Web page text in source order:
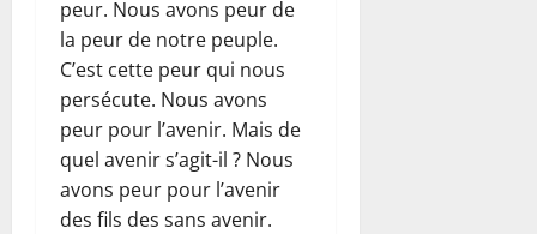
peur. Nous avons peur de
la peur de notre peuple.
C’est cette peur qui nous
persécute. Nous avons
peur pour l’avenir. Mais de
quel avenir s’agit-il ? Nous
avons peur pour l’avenir
des fils des sans avenir.